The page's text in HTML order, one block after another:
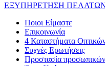
ΕΞΥΠΗΡΕΤΗΣΗ
Ποιοι Είμαστε
Επικοινωνία
4 Καταστήματα
Συχνές Ερωτήσεις
Προστασία